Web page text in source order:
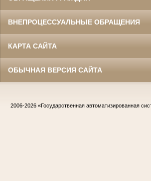
ВНЕПРОЦЕССУАЛЬНЫЕ ОБРАЩЕНИЯ
КАРТА САЙТА
ОБЫЧНАЯ ВЕРСИЯ САЙТА
2006-2026 «Государственная автоматизированная